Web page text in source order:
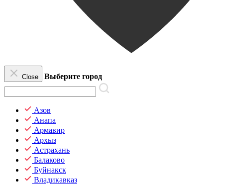
Close Выберите город
Азов
Анапа
Армавир
Архыз
Астрахань
Балаково
Буйнакск
Владикавказ